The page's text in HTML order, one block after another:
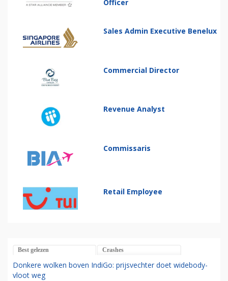
Officer
Sales Admin Executive Benelux
Commercial Director
Revenue Analyst
Commissaris
Retail Employee
Best gelezen Crashes
Donkere wolken boven IndiGo: prijsvechter doet widebody-
vloot weg